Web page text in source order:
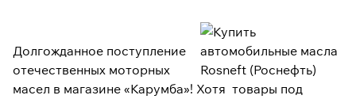
Долгожданное поступление
отечественных моторных
масел в магазине «Карумба»! Хотя товары под